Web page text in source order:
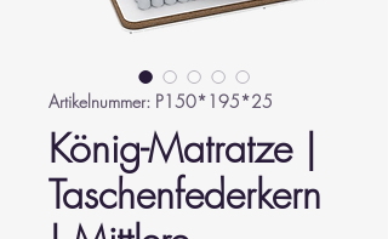
Artikelnummer: P150*195*25
König-Matratze |
Taschenfederkern